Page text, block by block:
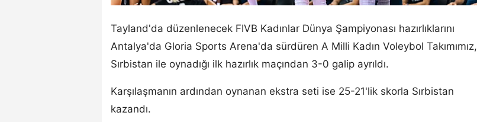
Tayland'da düzenlenecek FIVB Kadınlar Dünya Şampiyonası hazırlıklarını
Antalya'da Gloria Sports Arena'da sürdüren A Milli Kadın Voleybol Takımımız,
Sırbistan ile oynadığı ilk hazırlık maçından 3-0 galip ayrıldı.
Karşılaşmanın ardından oynanan ekstra seti ise 25-21'lik skorla Sırbistan
kazandı.